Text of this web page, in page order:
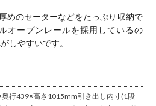
厚めのセーターなどをたっぷり収納で
オープンレールを採用しているの
しやすいです。
奥行439×高さ1015mm引き出し内寸(1段